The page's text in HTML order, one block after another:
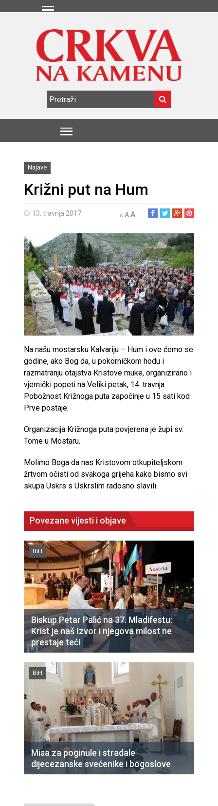
Najave
Križni put na Hum
13. travnja 2017. A AA
Na našu mostarsku Kalvariju – Hum i ove ćemo se
godine, ako Bog da, u pokorničkom hodu i
razmatranju otajstva Kristove muke, organizirano i
vjernički popeti na Veliki petak, 14. travnja.
Pobožnost Križnoga puta započinje u 15 sati kod
Prve postaje.
Organizacija Križnoga puta povjerena je župi sv.
Tome u Mostaru.
Molimo Boga da nas Kristovom otkupiteljskom
žrtvom očisti od svakoga grijeha kako bismo svi
skupa Uskrs s Uskrslim radosno slavili.
Povezane vijesti i objave
BiH
Biskup Petar Palić na 37. Mladifestu:
Krist je naš Izvor i njegova milost ne
prestaje teći
BiH
Misa za poginule i stradale
dijecezanske svećenike i bogoslove